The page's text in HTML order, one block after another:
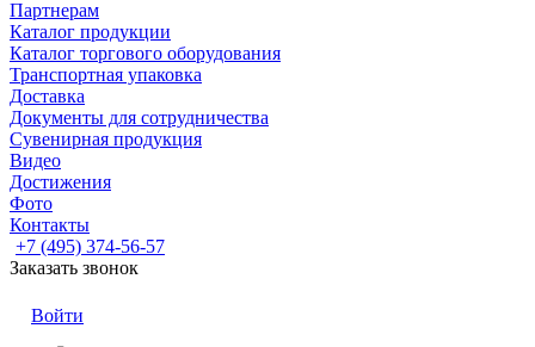
Партнерам
Каталог продукции
Каталог торгового оборудования
Транспортная упаковка
Доставка
Документы для сотрудничества
Сувенирная продукция
Видео
Достижения
Фото
Контакты
+7 (495) 374-56-57
Заказать звонок
Войти